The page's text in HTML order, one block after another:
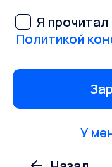
Я прочитал
Политикой
У